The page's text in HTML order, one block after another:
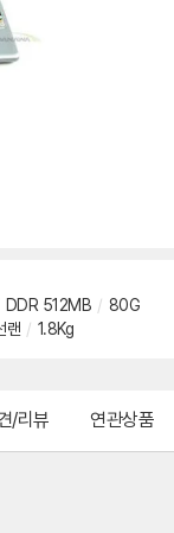
DDR 512MB / 80G
랜 / 1.8Kg
/리뷰 연관상품